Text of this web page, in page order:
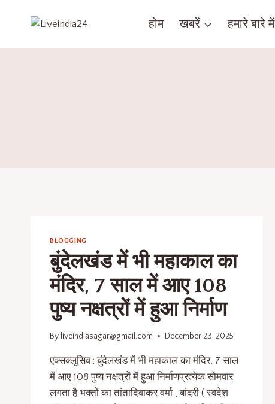
होम खबरें हमारे बारे में
BLOGGING
बुंदेलखंड में भी महाकाल का
मंदिर, 7 साल में आए 108
पुष्य नक्षत्रों में हुआ निर्माण
By liveindiasagar@gmail.com December 23, 2025
एक्सक्लूसिव : बुंदेलखंड में भी महाकाल का मंदिर, 7 साल
में आए 108 पुष्य नक्षत्रों में हुआ निर्माणप्रत्येक सोमवार
लगता है भक्तों का तांतादिवाकर वर्मा , बांदरी ( स्वदेश